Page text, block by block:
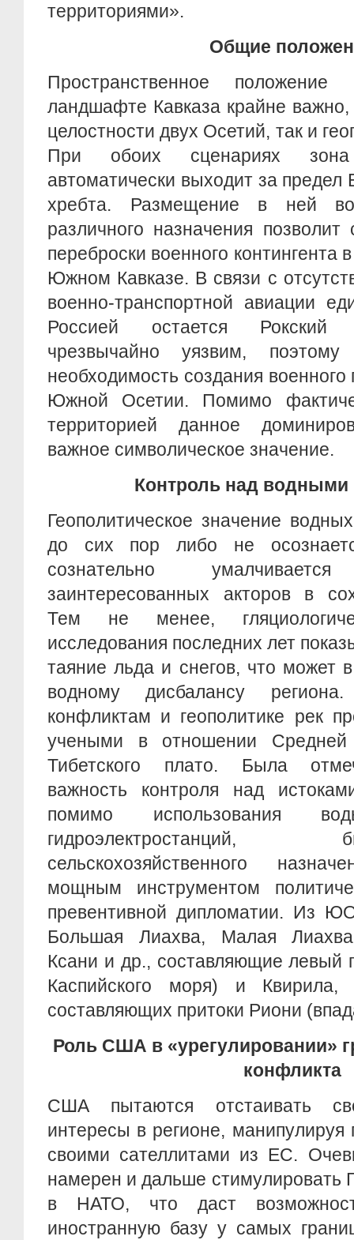
территориями».
Общие
Пространственное
ландшафте Кавказа крайне важно,
целостности двух Осетий, так и
При обоих сценариях
автоматически выходит за предел
хребта. Размещение в ней
различного назначения
переброски военного контингента
Южном Кавказе. В связи с
военно-транспортной авиации
Россией остается Рокский
чрезвычайно уязвим, поэтому
необходимость создания военного
Южной Осетии. Помимо
территорией данное
важное символическое значение.
Контроль над водными
Геополитическое значение
до сих пор либо не
сознательно
заинтересованных акторов в
Тем не менее,
исследования последних лет
таяние льда и снегов, что может
водному дисбалансу
конфликтам и геополитике рек
учеными в отношении
Тибетского плато. Была
важность контроля над
помимо использования
сельскохозяйственного
мощным инструментом
превентивной дипломатии. Из
Большая Лиахва, Малая
Ксани и др., составляющие левый
Каспийского моря) и
составляющих притоки Риони
Роль США в «урегулировании»
конфликта
США пытаются отстаивать
интересы в регионе,
своими сателлитами из ЕС.
намерен и дальше стимулировать
в НАТО, что даст
иностранную базу у самых